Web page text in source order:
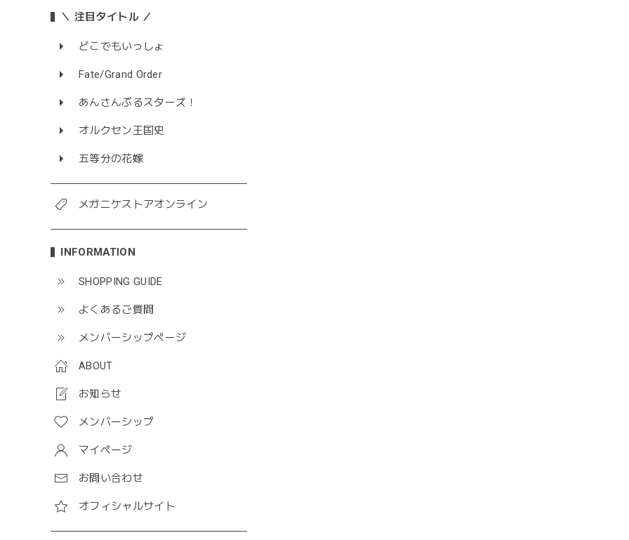
＼ 注目タイトル ／
どこでもいっしょ
Fate/Grand Order
あんさんぶるスターズ！
オルクセン王国史
五等分の花嫁
メガニケストアオンライン
INFORMATION
SHOPPING GUIDE
よくあるご質問
メンバーシップページ
ABOUT
お知らせ
メンバーシップ
マイページ
お問い合わせ
オフィシャルサイト